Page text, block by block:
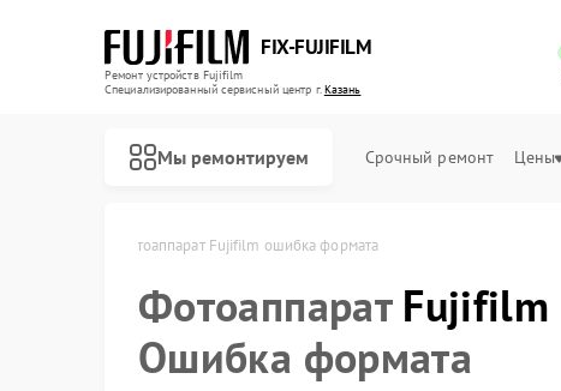
FIX-FUJIFILM
Ремонт устройств Fujifilm
Специализированный cервисный центр г.Казань
Мы ремонтируем Срочный ремонт Цены
Фотоаппарат Fujifilm ошибка формата
Фотоаппарат Fujifilm
Ошибка формата